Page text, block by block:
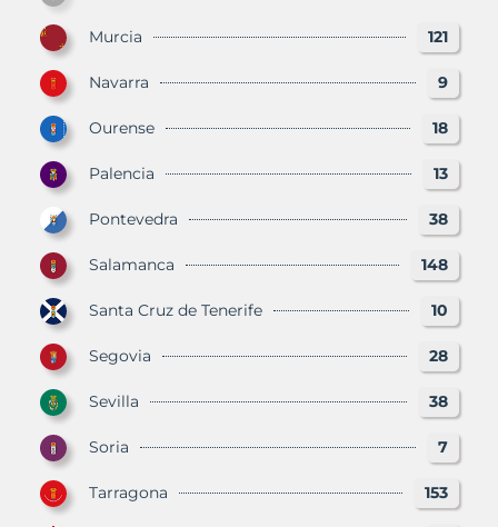
Murcia 121
Navarra 9
Ourense 18
Palencia 13
Pontevedra 38
Salamanca 148
Santa Cruz de Tenerife 10
Segovia 28
Sevilla 38
Soria 7
Tarragona 153